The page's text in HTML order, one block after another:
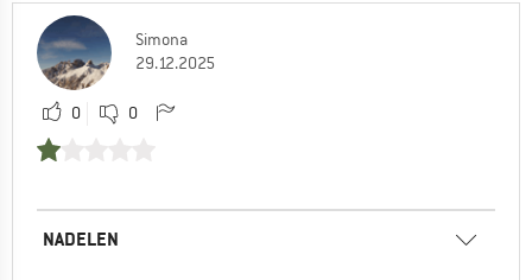
Simona
29.12.2025
0 0
NADELEN